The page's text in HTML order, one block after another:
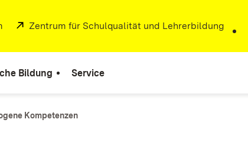
(Öffnet in neuem Fenster)
Extern:
Zentrum für Schulqualität und Lehrerbildung
Bildung Service
Kompetenzen